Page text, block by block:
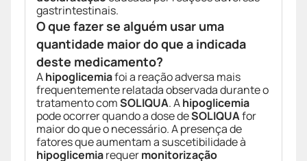
gastrintestinais.
O que fazer se alguém usar uma
quantidade maior do que a indicada
deste medicamento?
Ahipoglicemiafoi a reação adversa mais
frequentemente relatada observada durante o
tratamento comSOLIQUA. Ahipoglicemia
pode ocorrer quando a dose deSOLIQUAfor
maior do que o necessário. A presença de
fatores que aumentam a suscetibilidade à
hipoglicemiarequermonitorização